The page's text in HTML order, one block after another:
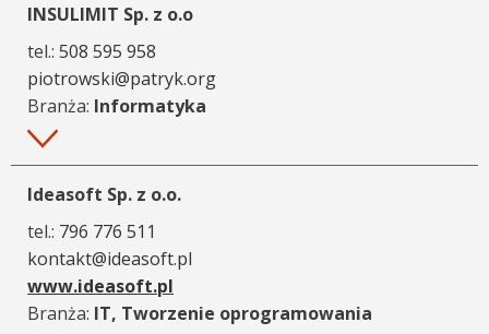
INSULIMIT Sp. z o.o
tel.: 508 595 958
piotrowski@patryk.org
Branża: Informatyka
Więcej
Ideasoft Sp. z o.o.
tel.: 796 776 511
kontakt@ideasoft.pl
www.ideasoft.pl
Branża: IT, Tworzenie oprogramowania